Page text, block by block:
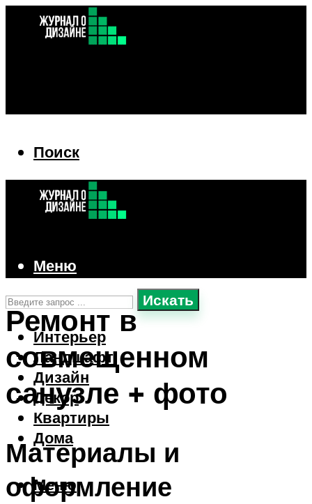
Поиск
Искать
Интерьер
Ландшафт
Дизайн
Декор
Квартиры
Дома
Меню
Меню
Ремонт в
совмещенном
санузле + фото
Материалы и
оформление